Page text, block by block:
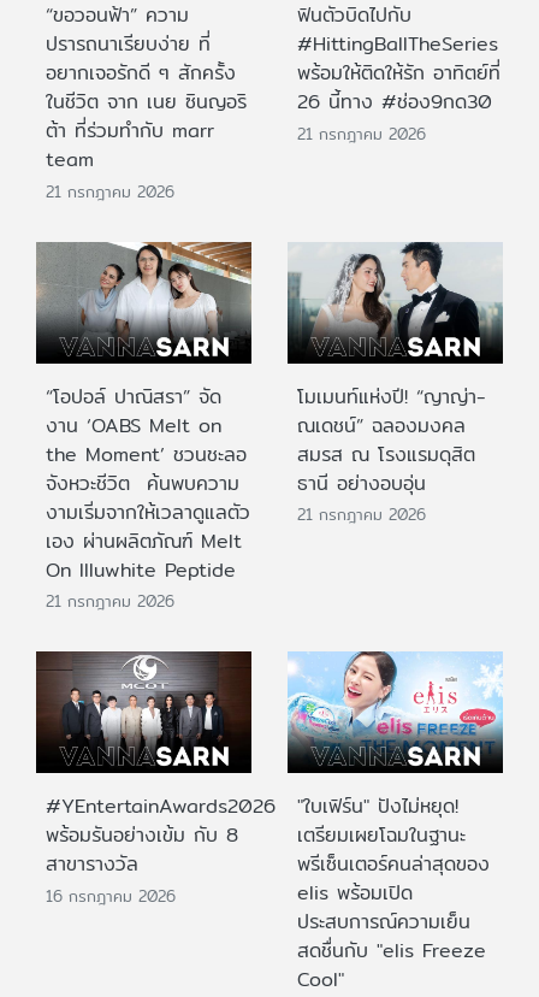
“ขอวอนฟ้า” ความ
ปรารถนาเรียบง่าย ที่
อยากเจอรักดี ๆ สักครั้ง
ในชีวิต จาก เนย ซินญอริ
ต้า ที่ร่วมทำกับ marr
team
21 กรกฎาคม 2026
ฟินตัวบิดไปกับ
#HittingBallTheSeries
พร้อมให้ติดให้รัก อาทิตย์ที่
26 นี้ทาง #ช่อง9กด30
21 กรกฎาคม 2026
“โอปอล์ ปาณิสรา” จัด
งาน ‘OABS Melt on
the Moment’ ชวนชะลอ
จังหวะชีวิต ค้นพบความ
งามเริ่มจากให้เวลาดูแลตัว
เอง ผ่านผลิตภัณฑ์ Melt
On Illuwhite Peptide
21 กรกฎาคม 2026
โมเมนท์แห่งปี! “ญาญ่า-
ณเดชน์” ฉลองมงคล
สมรส ณ โรงแรมดุสิต
ธานี อย่างอบอุ่น
21 กรกฎาคม 2026
#YEntertainAwards2026
พร้อมรันอย่างเข้ม กับ 8
สาขารางวัล
16 กรกฎาคม 2026
"ใบเฟิร์น" ปังไม่หยุด!
เตรียมเผยโฉมในฐานะ
พรีเซ็นเตอร์คนล่าสุดของ
elis พร้อมเปิด
ประสบการณ์ความเย็น
สดชื่นกับ "elis Freeze
Cool"